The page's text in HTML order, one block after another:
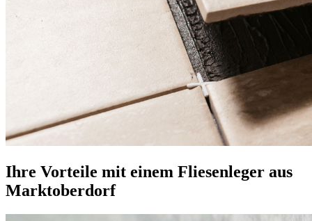
Ihre Vorteile mit einem Fliesenleger aus
Marktoberdorf